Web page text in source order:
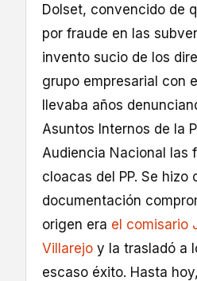
Dolset, convencido de
por fraude en las
invento sucio de los
grupo empresarial con
llevaba años
Asuntos Internos de la
Audiencia Nacional las
cloacas del PP. Se hizo
documentación
origen era el comisario
Villarejo y la trasladó a
escaso éxito. Hasta